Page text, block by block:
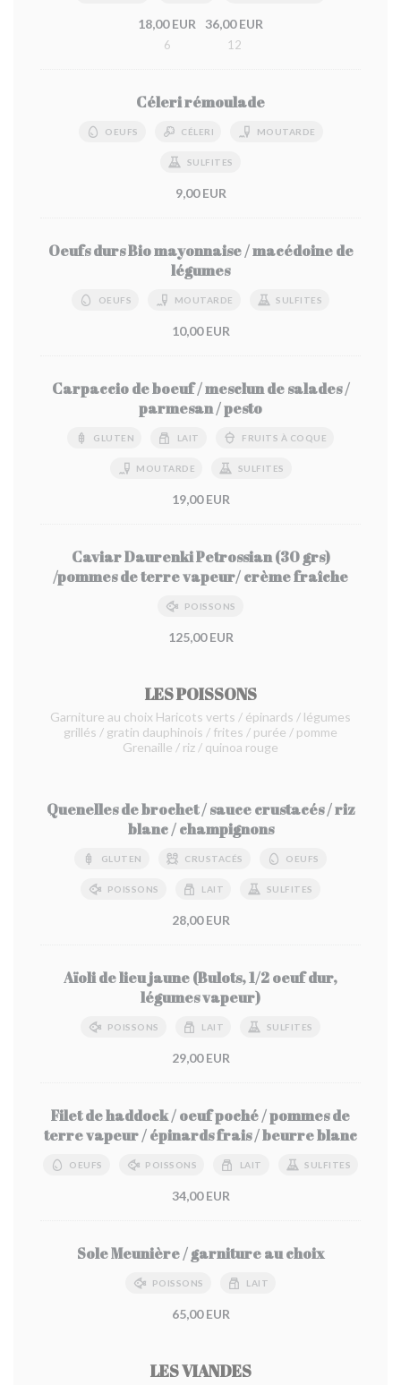
18,00 EUR
6
36,00 EUR
12
Céleri rémoulade
OEUFS CÉLERI MOUTARDE
SULFITES
9,00 EUR
Oeufs durs Bio mayonnaise / macédoine de
légumes
OEUFS MOUTARDE SULFITES
10,00 EUR
Carpaccio de boeuf / mesclun de salades /
parmesan / pesto
GLUTEN LAIT FRUITS À COQUE
MOUTARDE SULFITES
19,00 EUR
Caviar Daurenki Petrossian (30 grs)
/pommes de terre vapeur/ crème fraîche
POISSONS
125,00 EUR
LES POISSONS
Garniture au choix Haricots verts / épinards / légumes
grillés / gratin dauphinois / frites / purée / pomme
Grenaille / riz / quinoa rouge
Quenelles de brochet / sauce crustacés / riz
blanc / champignons
GLUTEN CRUSTACÉS OEUFS
POISSONS LAIT SULFITES
28,00 EUR
Aïoli de lieu jaune (Bulots, 1/2 oeuf dur,
légumes vapeur)
POISSONS LAIT SULFITES
29,00 EUR
Filet de haddock / oeuf poché / pommes de
terre vapeur / épinards frais / beurre blanc
OEUFS POISSONS LAIT SULFITES
34,00 EUR
Sole Meunière / garniture au choix
POISSONS LAIT
65,00 EUR
LES VIANDES